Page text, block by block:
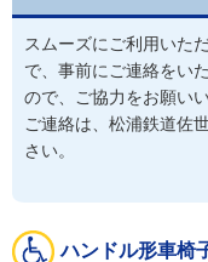
スムーズにご利用いた
で、事前にご連絡をい
ので、ご協力をお願い
ご連絡は、松浦鉄道佐
ハンドル形車椅